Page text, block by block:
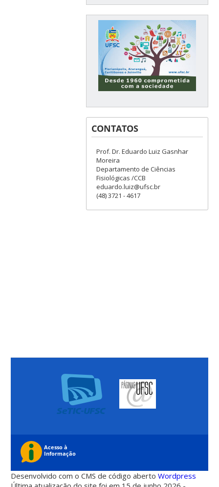
CONTATOS
Prof. Dr. Eduardo Luiz Gasnhar
Moreira
Departamento de Ciências
Fisiológicas /CCB
eduardo.luiz@ufsc.br
(48) 3721 - 4617
Desenvolvido com o CMS de código abertoWordpress